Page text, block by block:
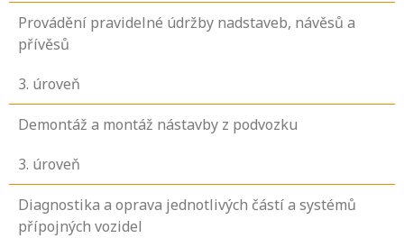
Provádění pravidelné údržby nadstaveb, návěsů a
přívěsů
3. úroveň
Demontáž a montáž nástavby z podvozku
3. úroveň
Diagnostika a oprava jednotlivých částí a systémů
přípojných vozidel